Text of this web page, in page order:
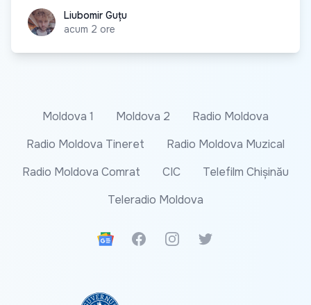
Liubomir Guțu
Liubomir Guțu
acum 2 ore
Moldova 1 Moldova 2
Radio Moldova
Radio Moldova Tineret
Radio Moldova Muzical
Radio Moldova Comrat
CIC
Telefilm Chișinău
Teleradio Moldova
Google News
FacebookInstagramTwitter